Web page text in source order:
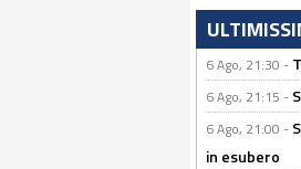
6 Ago, 21:30 -
6 Ago, 21:15 -
6 Ago, 21:00 -
in esubero